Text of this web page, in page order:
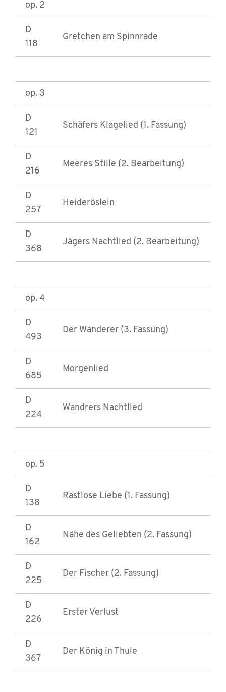
op. 2
D
118
Gretchen am Spinnrade
op. 3
D
121
Schäfers Klagelied (1. Fassung)
D
216
Meeres Stille (2. Bearbeitung)
D
257
Heideröslein
D
368
Jägers Nachtlied (2. Bearbeitung)
op. 4
D
493
Der Wanderer (3. Fassung)
D
685
Morgenlied
D
224
Wandrers Nachtlied
op. 5
D
138
Rastlose Liebe (1. Fassung)
D
162
Nähe des Geliebten (2. Fassung)
D
225
Der Fischer (2. Fassung)
D
226
Erster Verlust
D
367
Der König in Thule